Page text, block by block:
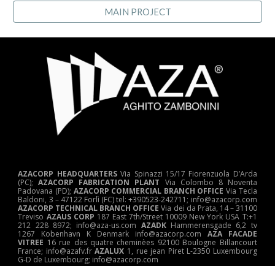
MAIN PROJECT
AZACORP HEADQUARTERSVia Spinazzi 15/17 Fiorenzuola D’Arda
(PC);AZACORP FABRICATION PLANT Via Colombo 8 Noventa
Padovana (PD); AZACORP COMMERCIAL BRANCH OFFICE Via Tecla
Baldoni, 3 – 47122 Forlì (FC) tel: +390523-242711; info@azacorp.com
AZACORP TECHNICAL BRANCH OFFICE Via dei da Prata, 14 – 31100
Treviso AZAUS CORP 187 East 7th/Street 10009 New York USA T:+1
212 228 8972; info@aza-us.com AZADKHammerensgade 6,2 tv
1267 Kobenhavn K Denmark info@azacorp.com AZA FACADE
VITREE 16 rue des quatre cheminèes 92100 Boulogne Billancourt
France; info@azafv.frAZALUX 1, rue jean Piret L-2350 Luxembourg
G-D de Luxembourg; info@azacorp.com